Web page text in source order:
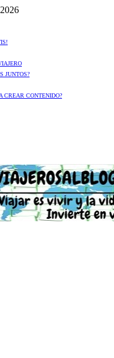
JUNTOS?
CREAR CONTENIDO?